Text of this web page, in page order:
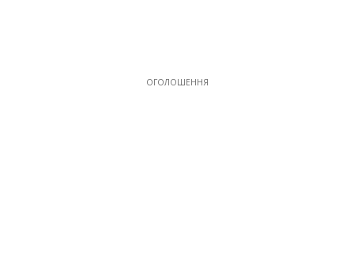
ОГОЛОШЕННЯ